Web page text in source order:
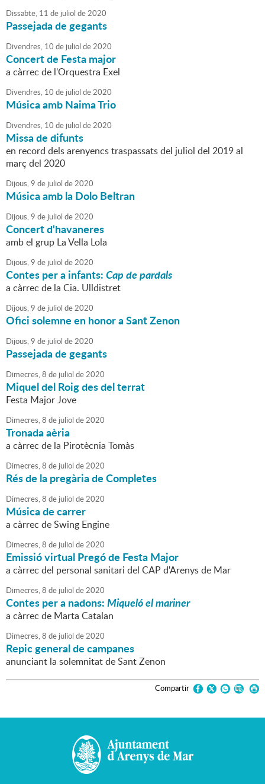
Dissabte, 11 de juliol de2020
Passejada de gegants
Divendres, 10 de juliol de2020
Concert de Festa major
a càrrec de l'Orquestra Exel
Divendres, 10 de juliol de2020
Música amb Naima Trio
Divendres, 10 de juliol de2020
Missa de difunts
en record dels arenyencs traspassats del juliol del 2019 al
març del 2020
Dijous,9 de juliol de2020
Música amb la Dolo Beltran
Dijous,9 de juliol de2020
Concert d'havaneres
amb el grup La Vella Lola
Dijous,9 de juliol de2020
Contes per a infants:Cap de pardals
a càrrec de la Cia. Ulldistret
Dijous,9 de juliol de2020
Ofici solemne en honor a Sant Zenon
Dijous,9 de juliol de2020
Passejada de gegants
Dimecres,8 de juliol de2020
Miquel del Roig des del terrat
Festa Major Jove
Dimecres,8 de juliol de2020
Tronada aèria
a càrrec de la Pirotècnia Tomàs
Dimecres,8 de juliol de2020
Rés de la pregària de Completes
Dimecres,8 de juliol de2020
Música de carrer
a càrrec de Swing Engine
Dimecres,8 de juliol de2020
Emissió virtual Pregó de Festa Major
a càrrec del personal sanitari del CAP d'Arenys de Mar
Dimecres,8 de juliol de2020
Contes per a nadons:Miqueló el mariner
a càrrec de Marta Catalan
Dimecres,8 de juliol de2020
Repic general de campanes
anunciant la solemnitat de Sant Zenon
Compartir